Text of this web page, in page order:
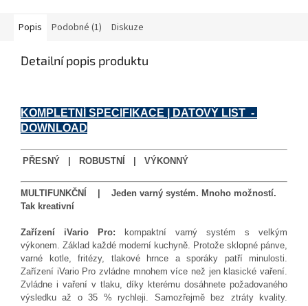
Popis Podobné (1) Diskuze
Detailní popis produktu
KOMPLETNÍ SPECIFIKACE | DATOVÝ LIST -
DOWNLOAD
PŘESNÝ | ROBUSTNÍ | VÝKONNÝ
MULTIFUNKČNÍ | Jeden varný systém. Mnoho možností.
Tak kreativní
Zařízení iVario Pro: kompaktní varný systém s velkým
výkonem. Základ každé moderní kuchyně. Protože sklopné pánve,
varné kotle, fritézy, tlakové hrnce a sporáky patří minulosti.
Zařízení iVario Pro zvládne mnohem více než jen klasické vaření.
Zvládne i vaření v tlaku, díky kterému dosáhnete požadovaného
výsledku až o 35 % rychleji. Samozřejmě bez ztráty kvality.